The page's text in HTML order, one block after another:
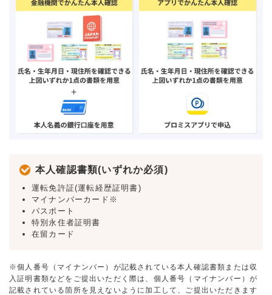
本人確認書類(いずれか必須)
運転免許証(運転経歴証明書)
マイナンバーカード※
パスポート
特別永住者証明書
在留カード
※個人番号（マイナンバー）が記載されている本人確認書類または収
入証明書類などをご提出いただく際は、個人番号（マイナンバー）が
記載されている箇所を見えないように加工して、ご提出いただきます